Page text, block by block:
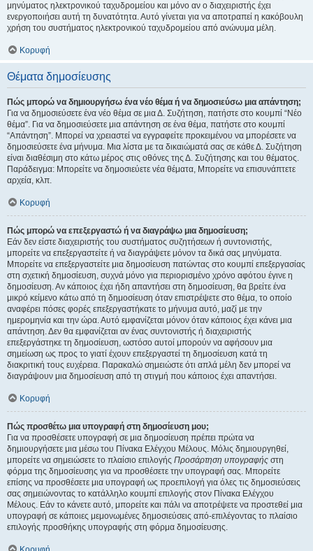
μηνύματος ηλεκτρονικού ταχυδρομείου και μόνο αν ο διαχειριστής έχει
ενεργοποιήσει αυτή τη δυνατότητα. Αυτό γίνεται για να αποτραπεί η κακόβουλη
χρήση του συστήματος ηλεκτρονικού ταχυδρομείου από ανώνυμα μέλη.
Κορυφή
Θέματα δημοσίευσης
Πώς μπορώ να δημιουργήσω ένα νέο θέμα ή να δημοσιεύσω μια απάντηση;
Για να δημοσιεύσετε ένα νέο θέμα σε μια Δ. Συζήτηση, πατήστε στο κουμπί “Νέο
θέμα”. Για να δημοσιεύσετε μια απάντηση σε ένα θέμα, πατήστε στο κουμπί
“Απάντηση”. Μπορεί να χρειαστεί να εγγραφείτε προκειμένου να μπορέσετε να
δημοσιεύσετε ένα μήνυμα. Μια λίστα με τα δικαιώματά σας σε κάθε Δ. Συζήτηση
είναι διαθέσιμη στο κάτω μέρος στις οθόνες της Δ. Συζήτησης και του θέματος.
Παράδειγμα: Μπορείτε να δημοσιεύετε νέα θέματα, Μπορείτε να επισυνάπτετε
αρχεία, κλπ.
Κορυφή
Πώς μπορώ να επεξεργαστώ ή να διαγράψω μια δημοσίευση;
Εάν δεν είστε διαχειριστής του συστήματος συζητήσεων ή συντονιστής,
μπορείτε να επεξεργαστείτε ή να διαγράψετε μόνον τα δικά σας μηνύματα.
Μπορείτε να επεξεργαστείτε μια δημοσίευση πατώντας στο κουμπί επεξεργασίας
στη σχετική δημοσίευση, συχνά μόνο για περιορισμένο χρόνο αφότου έγινε η
δημοσίευση. Αν κάποιος έχει ήδη απαντήσει στη δημοσίευση, θα βρείτε ένα
μικρό κείμενο κάτω από τη δημοσίευση όταν επιστρέψετε στο θέμα, το οποίο
αναφέρει πόσες φορές επεξεργαστήκατε το μήνυμα αυτό, μαζί με την
ημερομηνία και την ώρα. Αυτό εμφανίζεται μόνον όταν κάποιος έχει κάνει μια
απάντηση. Δεν θα εμφανίζεται αν ένας συντονιστής ή διαχειριστής
επεξεργάστηκε τη δημοσίευση, ωστόσο αυτοί μπορούν να αφήσουν μια
σημείωση ως προς το γιατί έχουν επεξεργαστεί τη δημοσίευση κατά τη
διακριτική τους ευχέρεια. Παρακαλώ σημειώστε ότι απλά μέλη δεν μπορεί να
διαγράψουν μια δημοσίευση από τη στιγμή που κάποιος έχει απαντήσει.
Κορυφή
Πώς προσθέτω μια υπογραφή στη δημοσίευση μου;
Για να προσθέσετε υπογραφή σε μια δημοσίευση πρέπει πρώτα να
δημιουργήσετε μια μέσω του Πίνακα Ελέγχου Μέλους. Μόλις δημιουργηθεί,
μπορείτε να σημειώσετε το πλαίσιο επιλογής Προσάρτηση υπογραφής στη
φόρμα της δημοσίευσης για να προσθέσετε την υπογραφή σας. Μπορείτε
επίσης να προσθέσετε μια υπογραφή ως προεπιλογή για όλες τις δημοσιεύσεις
σας σημειώνοντας το κατάλληλο κουμπί επιλογής στον Πίνακα Ελέγχου
Μέλους. Εάν το κάνετε αυτό, μπορείτε και πάλι να αποτρέψετε να προστεθεί μια
υπογραφή σε κάποιες μεμονωμένες δημοσιεύσεις από-επιλέγοντας το πλαίσιο
επιλογής προσθήκης υπογραφής στη φόρμα δημοσίευσης.